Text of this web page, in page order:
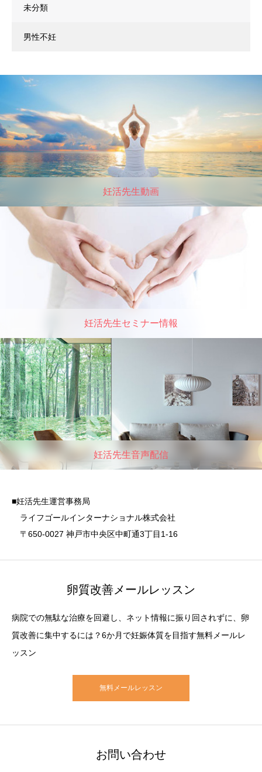
未分類
男性不妊
妊活先生動画
妊活先生セミナー情報
妊活先生音声配信
■妊活先生運営事務局
ライフゴールインターナショナル株式会社
〒650-0027 神戸市中央区中町通3丁目1-16
卵質改善メールレッスン
病院での無駄な治療を回避し、ネット情報に振り回されずに、卵
質改善に集中するには？6か月で妊娠体質を目指す無料メールレ
ッスン
無料メールレッスン
お問い合わせ